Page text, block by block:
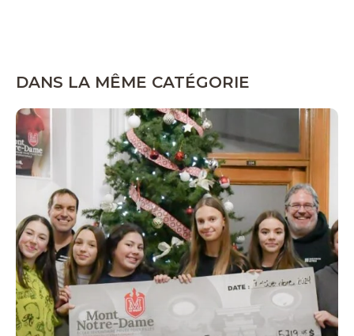
DANS LA MÊME CATÉGORIE